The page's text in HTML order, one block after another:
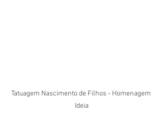
Tatuagem Nascimento de Filhos - Homenagem
Ideia